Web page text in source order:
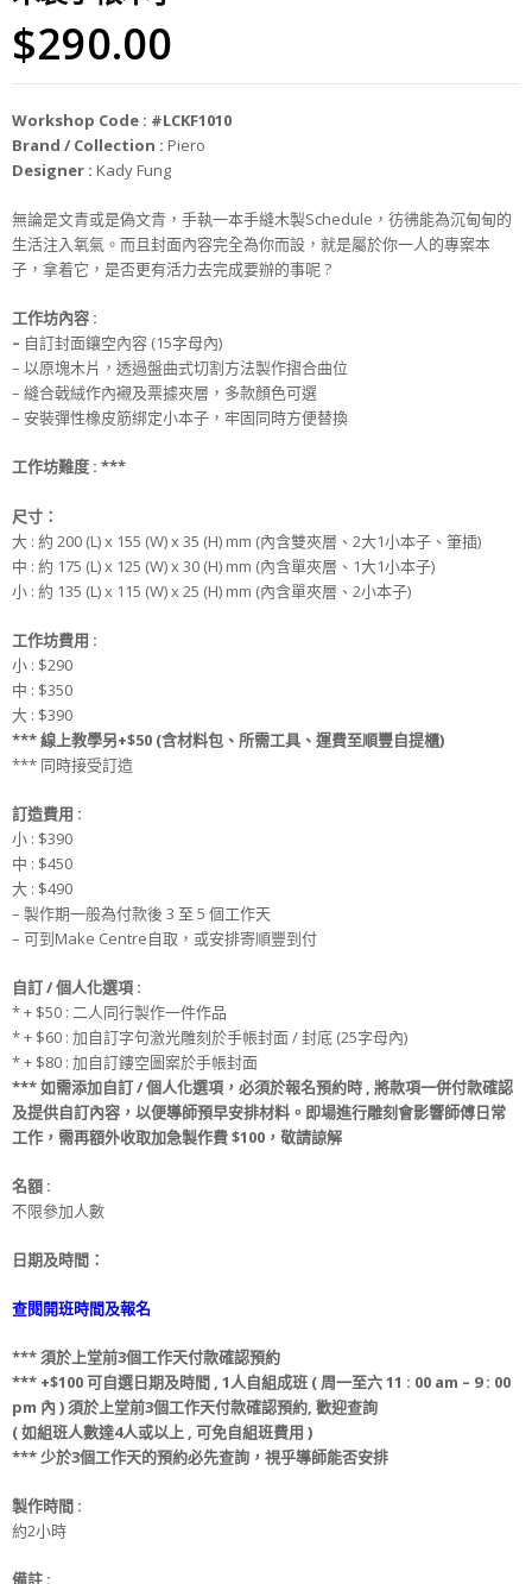
$290.00
Workshop Code : #LCKF1010
Brand / Collection : Piero
Designer : Kady Fung
無論是文青或是偽文青，手執一本手縫木製Schedule，彷彿能為沉甸甸的
生活注入氧氣。而且封面內容完全為你而設，就是屬於你一人的專案本
子，拿着它，是否更有活力去完成要辦的事呢 ?
工作坊內容 :
– 自訂封面鑲空內容 (15字母內)
– 以原塊木片，透過盤曲式切割方法製作摺合曲位
– 縫合戟絨作內襯及票據夾層，多款顏色可選
– 安裝彈性橡皮筋綁定小本子，牢固同時方便替換
工作坊難度 : ***
尺寸 ：
大 : 約 200 (L) x 155 (W) x 35 (H) mm (內含雙夾層、2大1小本子、筆插)
中 : 約 175 (L) x 125 (W) x 30 (H) mm (內含單夾層、1大1小本子)
小 : 約 135 (L) x 115 (W) x 25 (H) mm (內含單夾層、2小本子)
工作坊費用 :
小 : $290
中 : $350
大 : $390
*** 線上教學另+$50 (含材料包、所需工具、運費至順豐自提櫃)
*** 同時接受訂造
訂造費用 :
小 : $390
中 : $450
大 : $490
– 製作期一般為付款後 3 至 5 個工作天
– 可到Make Centre自取，或安排寄順豐到付
自訂 / 個人化選項 :
* + $50 : 二人同行製作一件作品
* + $60 : 加自訂字句激光雕刻於手帳封面 / 封底 (25字母內)
* + $80 : 加自訂鏤空圖案於手帳封面
***如需添加自訂 / 個人化選項 ，必須於報名預約時 , 將款項一併付款確認
及提供自訂內容， 以便導師預早安排材料 。 即場進行雕刻會影響師傅日常
工作， 需再額外收取加急製作費$100，敬請諒解
名額 :
不限參加人數
日期及時間：
查閱開班時間及報名
***須於上堂前3個工作天付款確認預約
*** +$100可自選日期及時間 , 1人自組成班 ( 周一至六 11 : 00 am – 9 : 00
pm 內 )須於上堂前3個工作天付款確認預約, 歡迎查詢
(如組班人數達4人或以上 , 可免自組班費用 )
*** 少於3個工作天的預約必先查詢，視乎導師能否安排
製作時間 :
約2小時
備註 :